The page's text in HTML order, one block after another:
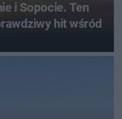
i Sopocie. Ten
hit wśród